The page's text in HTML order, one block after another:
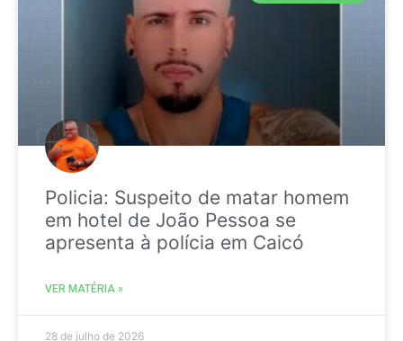
Policia: Suspeito de matar homem
em hotel de João Pessoa se
apresenta à polícia em Caicó
VER MATÉRIA »
28 de julho de 2026